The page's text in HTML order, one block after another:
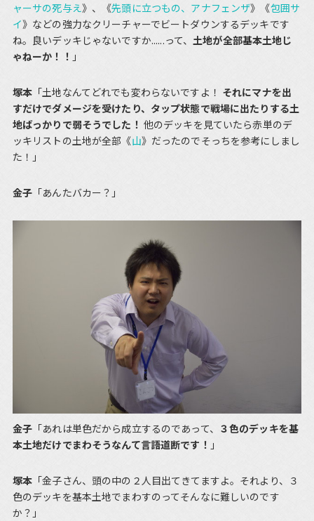
ャーサの死与え》、《先頭に立つもの、アナフェンザ》《包囲サ
イ》などの強力なクリーチャーでビートダウンするデッキです
ね。良いデッキじゃないですか......って、土地が全部基本土地じ
ゃねーか！！ 」
塚本 「土地なんてどれでも変わらないですよ！ それにマナを出
すだけでダメージを受けたり、タップ状態で戦場に出たりする土
地ばっかりで弱そうでした！ 他のデッキを見ていたら赤単のデ
ッキリストの土地が全部《山》だったのでそっちを参考にしまし
た！」
金子 「あんたバカー？」
金子 「あれは単色だから成立するのであって、 ３色のデッキを基
本土地だけでまわそうなんて言語道断です！ 」
塚本 「金子さん、頭の中の２人目出てきてますよ。それより、３
色のデッキを基本土地でまわすのってそんなに難しいのです
か？」